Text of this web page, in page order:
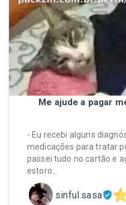
Me ajude a pagar
- Eu recebi alguns
medicações para tratar
passei tudo no cartão e
estoro…
sinful.sasa